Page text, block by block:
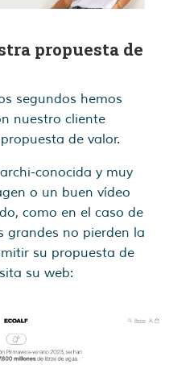
propuesta de
segundos hemos
nuestro cliente
de valor.
conocida y muy
o un buen vídeo
como en el caso de
grandes no pierden la
su propuesta de
su web: